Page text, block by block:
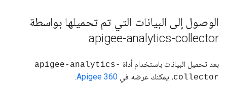
الوصول إلى البيانات التي تم تحميلها بواسطة
apigee-analytics-collector
بعد تحميل البيانات باستخدام أداة apigee-analytics-
collector، يمكنك عرضه في Apigee 360
.